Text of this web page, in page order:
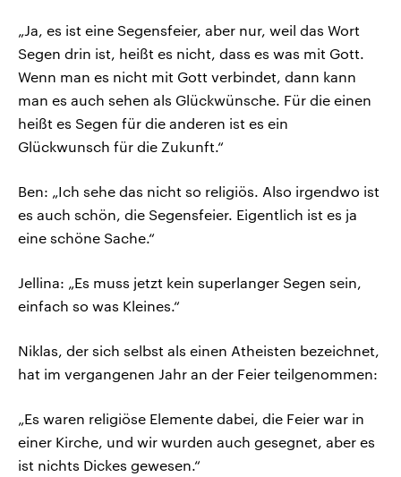
„Ja, es ist eine Segensfeier, aber nur, weil das Wort
Segen drin ist, heißt es nicht, dass es was mit Gott.
Wenn man es nicht mit Gott verbindet, dann kann
man es auch sehen als Glückwünsche. Für die einen
heißt es Segen für die anderen ist es ein
Glückwunsch für die Zukunft.“
Ben: „Ich sehe das nicht so religiös. Also irgendwo ist
es auch schön, die Segensfeier. Eigentlich ist es ja
eine schöne Sache.“
Jellina: „Es muss jetzt kein superlanger Segen sein,
einfach so was Kleines.“
Niklas, der sich selbst als einen Atheisten bezeichnet,
hat im vergangenen Jahr an der Feier teilgenommen:
„Es waren religiöse Elemente dabei, die Feier war in
einer Kirche, und wir wurden auch gesegnet, aber es
ist nichts Dickes gewesen.“